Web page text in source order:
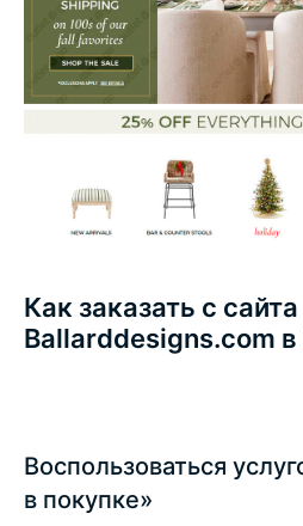
Как заказать с сайта
Ballarddesigns.com
Воспользоваться
в покупке»